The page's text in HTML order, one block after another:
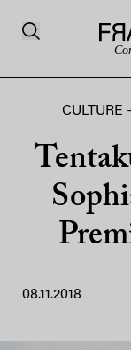
CULTURE
08.11.2018